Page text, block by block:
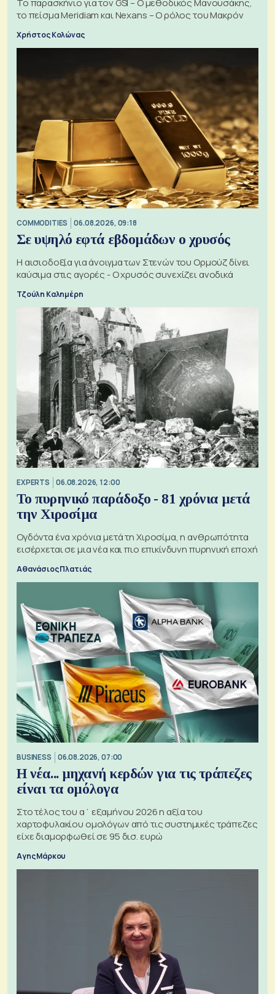
το πείσμα Meridiam και Nexans – Ο ρόλος του Μακρόν
Χρήστος Κολώνας
COMMODITIES 06.08.2026, 09:18
Σε υψηλό εφτά εβδομάδων ο χρυσός
Η αισιοδοξία για άνοιγμα των Στενών του Ορμούζ δίνει
καύσιμα στις αγορές - Ο χρυσός συνεχίζει ανοδικά
Τζούλη Καλημέρη
EXPERTS 06.08.2026, 12:00
Το πυρηνικό παράδοξο - 81 χρόνια μετά
την Χιροσίμα
Ογδόντα ένα χρόνια μετά τη Χιροσίμα, η ανθρωπότητα
εισέρχεται σε μια νέα και πιο επικίνδυνη πυρηνική εποχή
Αθανάσιος Πλατιάς
BUSINESS 06.08.2026, 07:00
Η νέα... μηχανή κερδών για τις τράπεζες
είναι τα ομόλογα
Στο τέλος του α΄ εξαμήνου 2026 η αξία του
χαρτοφυλακίου ομολόγων από τις συστημικές τράπεζες
είχε διαμορφωθεί σε 95 δισ. ευρώ
Αγης Μάρκου